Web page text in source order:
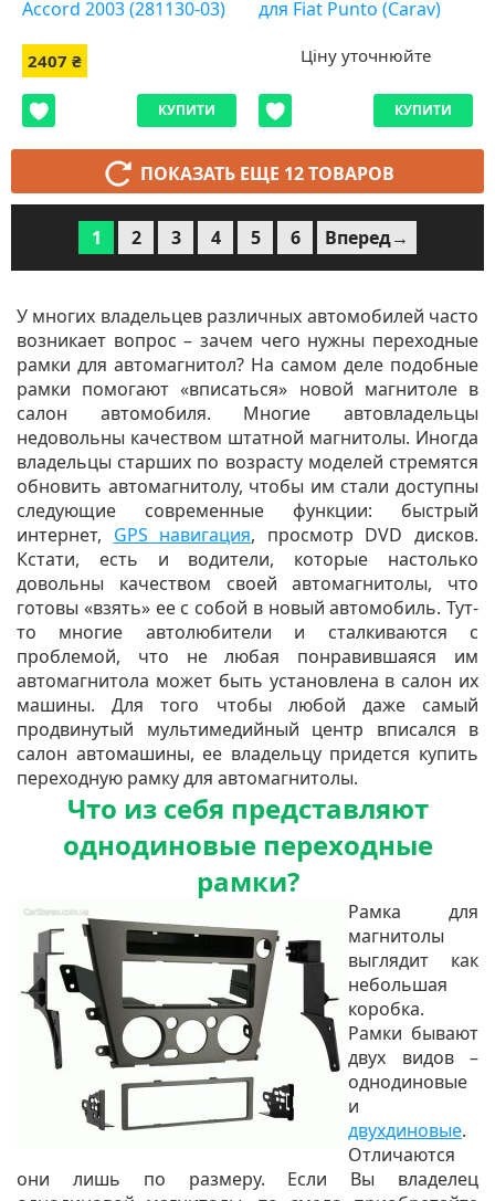
Accord 2003 (281130-03)
2407 ₴
КУПИТИ
для Fiat Punto (Carav)
Ціну уточнюйте
КУПИТИ
ПОКАЗАТЬ ЕЩЕ 12 ТОВАРОВ
1 2 3 4 5 6 Вперед→
У многих владельцев различных автомобилей часто
возникает вопрос – зачем чего нужны переходные
рамки для автомагнитол? На самом деле подобные
рамки помогают «вписаться» новой магнитоле в
салон автомобиля. Многие автовладельцы
недовольны качеством штатной магнитолы. Иногда
владельцы старших по возрасту моделей стремятся
обновить автомагнитолу, чтобы им стали доступны
следующие современные функции: быстрый
интернет, GPS навигация, просмотр DVD дисков.
Кстати, есть и водители, которые настолько
довольны качеством своей автомагнитолы, что
готовы «взять» ее с собой в новый автомобиль. Тут-
то многие автолюбители и сталкиваются с
проблемой, что не любая понравившаяся им
автомагнитола может быть установлена в салон их
машины. Для того чтобы любой даже самый
продвинутый мультимедийный центр вписался в
салон автомашины, ее владельцу придется купить
переходную рамку для автомагнитолы.
Что из себя представляют
однодиновые переходные
рамки?
Рамка для
магнитолы
выглядит как
небольшая
коробка.
Рамки бывают
двух видов –
однодиновые
и
двухдиновые.
Отличаются
они лишь по размеру. Если Вы владелец